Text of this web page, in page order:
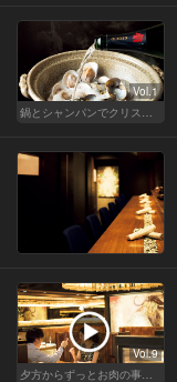
Vol.1
鍋とシャンパンでクリスマス鍋！鍋シャンが最高に旨い店はここだ
Vol.9